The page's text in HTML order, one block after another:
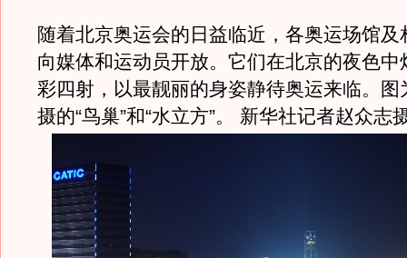
随着北京奥运会的日益临近，各奥运场馆及
向媒体和运动员开放。它们在北京的夜色中
彩四射，以最靓丽的身姿静待奥运来临。图
摄的“鸟巢”和“水立方”。 新华社记者赵众志